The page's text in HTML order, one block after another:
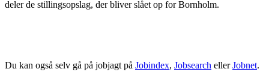
deler de stillingsopslag, der bliver slået op for Bornholm.
Du kan også selv gå på jobjagt på Jobindex, Jobsearch ellerJobnet.